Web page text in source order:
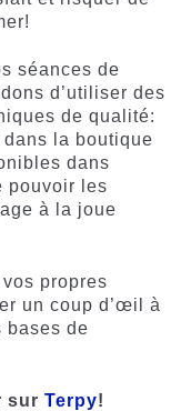
séances de
d’utiliser des
de qualité:
la boutique
dans
pouvoir les
à la joue
propres
un coup d’œil à
bases de
sur Terpy!